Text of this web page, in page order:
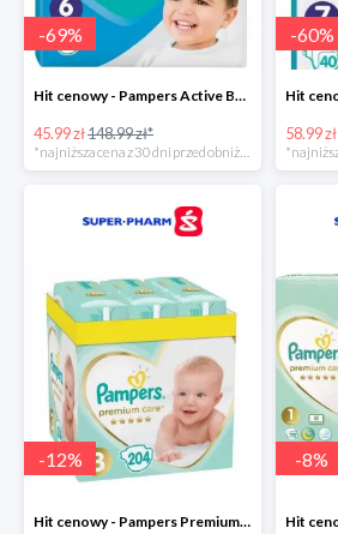
-69%
Hit cenowy - Pampers Active Baby 6
45.99 zł148.99 zł*
*najniższa cena z 30 dni przed obniżką
-60%
58.99 zł
-12%
Hit cenowy - Pampers Premium Care 3
-8%